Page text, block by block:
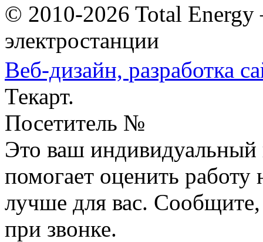
© 2010-2026 Total
электростанции
Веб-дизайн, разработка
Текарт.
Посетитель №
Это ваш
помогает оценить работу
лучше для вас.
при звонке.